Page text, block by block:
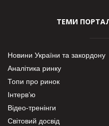
ТЕМИ
Новини України та закордону
Аналітика ринку
Топи про ринок
Інтерв’ю
Відео-тренінги
Світовий досвід